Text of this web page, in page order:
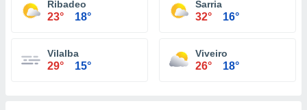
Ribadeo
23° 18°
Sarria
32° 16°
Vilalba
29° 15°
Viveiro
26° 18°